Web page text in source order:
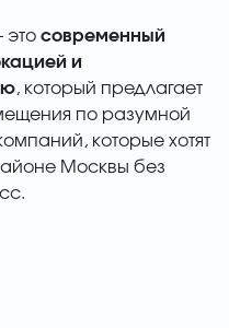
это современный
и
, который предлагает
по разумной
которые хотят
Москвы без